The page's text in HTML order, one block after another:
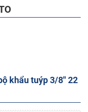
khẩu tuýp 3/8'' 22